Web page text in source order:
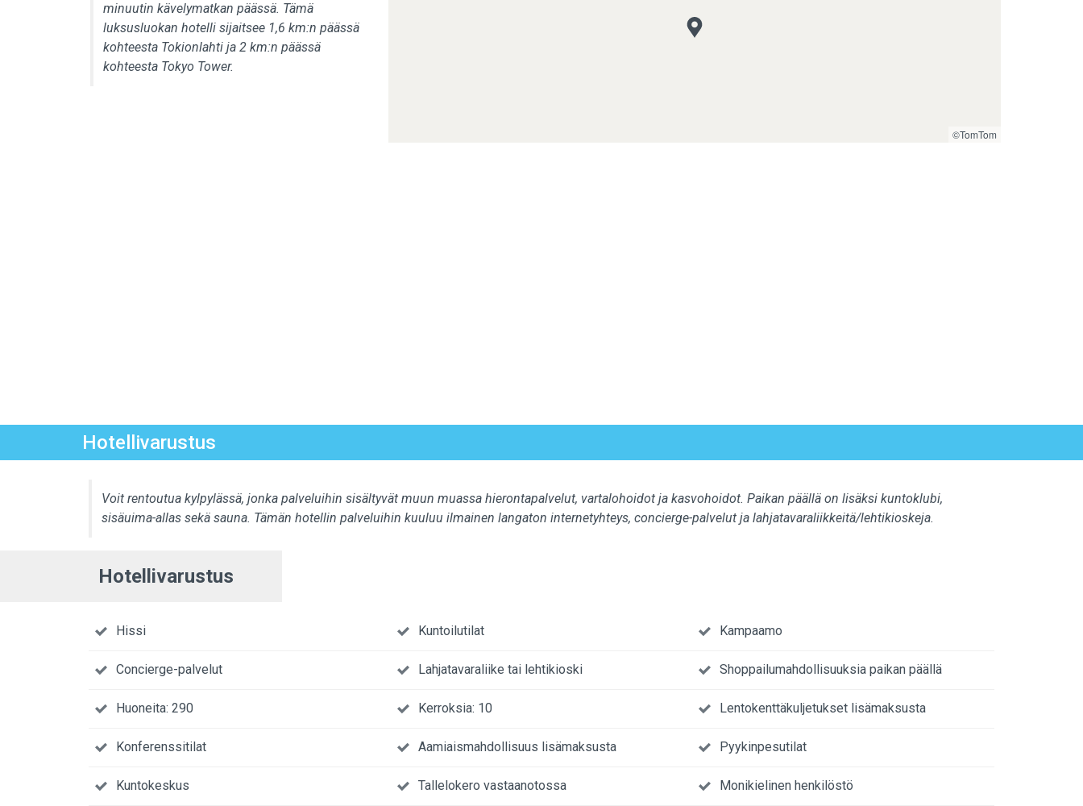
minuutin kävelymatkan päässä. Tämä
luksusluokan hotelli sijaitsee 1,6 km:n päässä
kohteesta Tokionlahti ja 2 km:n päässä
kohteesta Tokyo Tower.
©TomTom
Hotellivarustus
Voit rentoutua kylpylässä, jonka palveluihin sisältyvät muun muassa hierontapalvelut, vartalohoidot ja kasvohoidot. Paikan päällä on lisäksi kuntoklubi,
sisäuima-allas sekä sauna. Tämän hotellin palveluihin kuuluu ilmainen langaton internetyhteys, concierge-palvelut ja lahjatavaraliikkeitä/lehtikioskeja.
Hotellivarustus
Hissi Kuntoilutilat Kampaamo
Concierge-palvelut Lahjatavaraliike tai lehtikioski Shoppailumahdollisuuksia paikan päällä
Huoneita: 290 Kerroksia: 10 Lentokenttäkuljetukset lisämaksusta
Konferenssitilat Aamiaismahdollisuus lisämaksusta Pyykinpesutilat
Kuntokeskus Tallelokero vastaanotossa Monikielinen henkilöstö